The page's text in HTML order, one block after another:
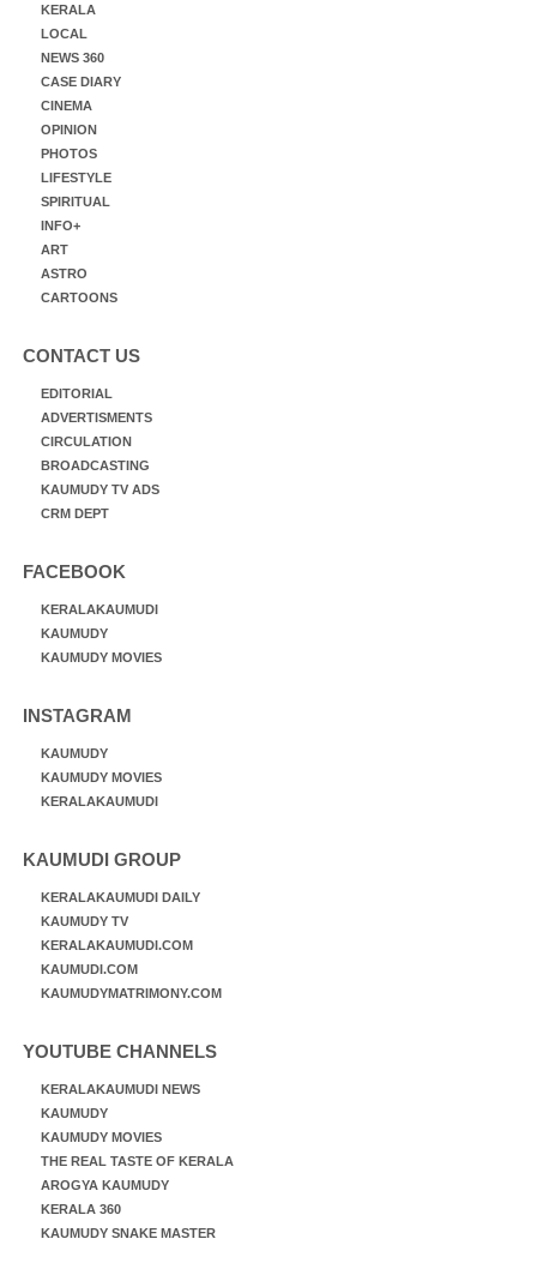
KERALA
LOCAL
NEWS 360
CASE DIARY
CINEMA
OPINION
PHOTOS
LIFESTYLE
SPIRITUAL
INFO+
ART
ASTRO
CARTOONS
CONTACT US
EDITORIAL
ADVERTISMENTS
CIRCULATION
BROADCASTING
KAUMUDY TV ADS
CRM DEPT
FACEBOOK
KERALAKAUMUDI
KAUMUDY
KAUMUDY MOVIES
INSTAGRAM
KAUMUDY
KAUMUDY MOVIES
KERALAKAUMUDI
KAUMUDI GROUP
KERALAKAUMUDI DAILY
KAUMUDY TV
KERALAKAUMUDI.COM
KAUMUDI.COM
KAUMUDYMATRIMONY.COM
YOUTUBE CHANNELS
KERALAKAUMUDI NEWS
KAUMUDY
KAUMUDY MOVIES
THE REAL TASTE OF KERALA
AROGYA KAUMUDY
KERALA 360
KAUMUDY SNAKE MASTER